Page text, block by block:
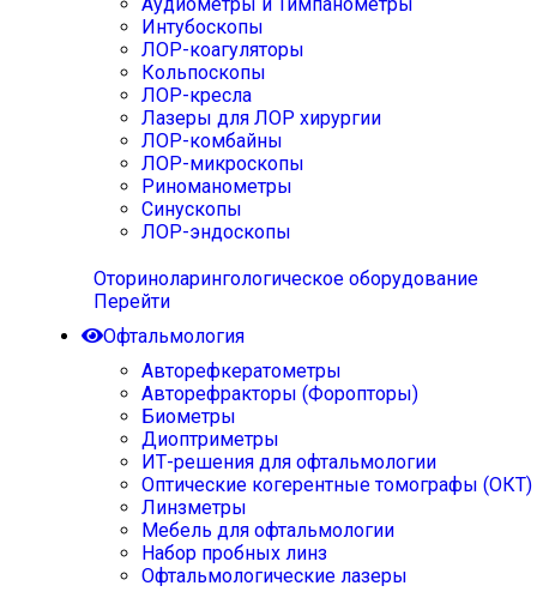
Интубоскопы
ЛОР-коагуляторы
Кольпоскопы
ЛОР-кресла
Лазеры для ЛОР хирургии
ЛОР-комбайны
ЛОР-микроскопы
Риноманометры
Синускопы
ЛОР-эндоскопы
Оториноларингологическое оборудование
Перейти
Офтальмология
Авторефкератометры
Авторефракторы (Форопторы)
Биометры
Диоптриметры
ИТ-решения для офтальмологии
Оптические когерентные томографы (ОКТ)
Линзметры
Мебель для офтальмологии
Набор пробных линз
Офтальмологические лазеры